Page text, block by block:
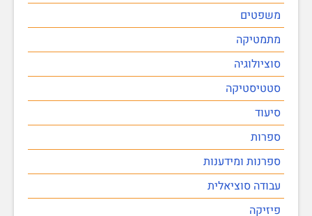
משפטים
מתמטיקה
סוציולוגיה
סטטיסטיקה
סיעוד
ספרות
ספרנות ומידענות
עבודה סוציאלית
פיזיקה